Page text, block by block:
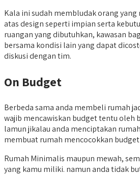
Kala ini sudah membludak orang
atas design seperti impian serta
ruangan yang dibutuhkan, kawasan
bersama kondisi lain yang dapat
diskusi dengan tim.
On Budget
Berbeda sama anda membeli rumah
wajib mencawiskan budget tentu oleh
lamun jikalau anda menciptakan
membuat rumah mencocokkan budget
Rumah Minimalis maupun mewah,
yang kamu miliki. namun anda tidak